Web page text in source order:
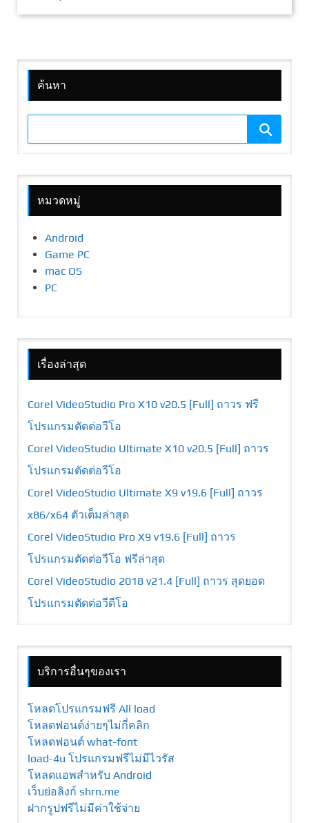
ค้นหา
หมวดหมู่
Android
Game PC
mac OS
PC
เรื่องล่าสุด
Corel VideoStudio Pro X10 v20.5 [Full] ถาวร ฟรี
โปรแกรมตัดต่อวีโอ
Corel VideoStudio Ultimate X10 v20.5 [Full] ถาวร
โปรแกรมตัดต่อวีโอ
Corel VideoStudio Ultimate X9 v19.6 [Full] ถาวร
x86/x64 ตัวเต็มล่าสุด
Corel VideoStudio Pro X9 v19.6 [Full] ถาวร
โปรแกรมตัดต่อวีโอ ฟรีล่าสุด
Corel VideoStudio 2018 v21.4 [Full] ถาวร สุดยอด
โปรแกรมตัดต่อวีดีโอ
บริการอื่นๆของเรา
โหลดโปรแกรมฟรี All load
โหลดฟอนต์ง่ายๆไม่กี่คลิก
โหลดฟอนต์ what-font
load-4u โปรแกรมฟรีไม่มีไวรัส
โหลดแอพสำหรับ Android
เว็บย่อลิงก์ shrn.me
ฝากรูปฟรีไม่มีค่าใช้จ่าย